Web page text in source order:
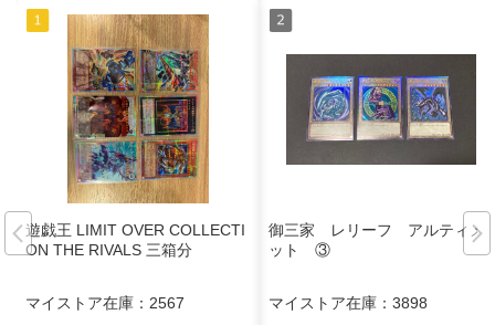
遊戯王 LIMIT OVER COLLECTI
ON THE RIVALS 三箱分
マイストア在庫： 2567
御三家 レリーフ アルティメ
ット ③
マイストア在庫： 3898